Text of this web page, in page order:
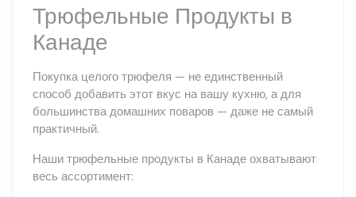
Трюфельные Продукты в
Канаде
Покупка целого трюфеля — не единственный
способ добавить этот вкус на вашу кухню, а для
большинства домашних поваров — даже не самый
практичный.
Наши трюфельные продукты в Канаде охватывают
весь ассортимент: